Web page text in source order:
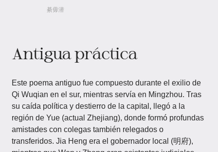
綦毋潜
Antigua práctica
Este poema antiguo fue compuesto durante el exilio de
Qi Wuqian en el sur, mientras servía en Mingzhou. Tras
su caída política y destierro de la capital, llegó a la
región de Yue (actual Zhejiang), donde formó profundas
amistades con colegas también relegados o
transferidos. Jia Heng era el gobernador local (明府),